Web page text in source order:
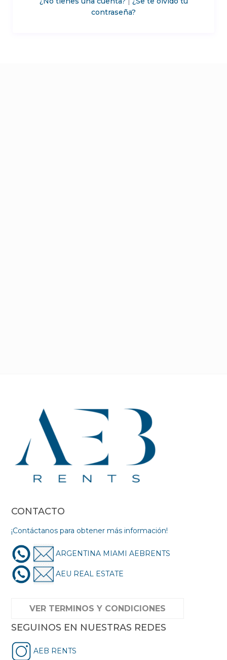
contraseña?
CONTACTO
¡Contáctanos para obtener más información!
ARGENTINA MIAMI AEBRENTS
AEU REAL ESTATE
VER TERMINOS Y CONDICIONES
SEGUINOS EN NUESTRAS REDES
AEB RENTS